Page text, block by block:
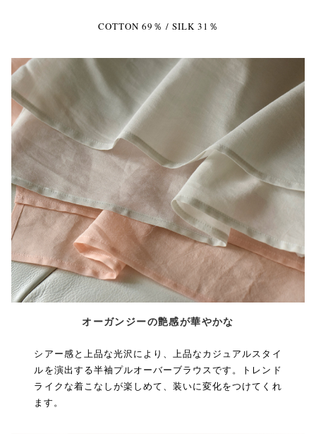
COTTON 69％ / SILK 31％
オーガンジーの艶感が華やかな
シアー感と上品な光沢により、上品なカジュアルスタイ
ルを演出する半袖プルオーバーブラウスです。トレンド
ライクな着こなしが楽しめて、装いに変化をつけてくれ
ます。